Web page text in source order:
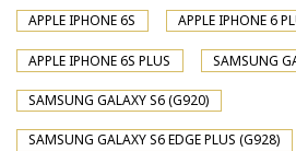
APPLE IPHONE 6S APPLE IPHONE 6
APPLE IPHONE 6S PLUS SAMSUNG
SAMSUNG GALAXY S6 (G920)
SAMSUNG GALAXY S6 EDGE PLUS (G928)